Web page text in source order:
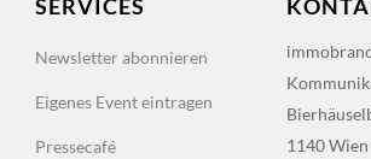
SERVICES
Newsletter abonnieren
Eigenes Event eintragen
Pressecafé
1140